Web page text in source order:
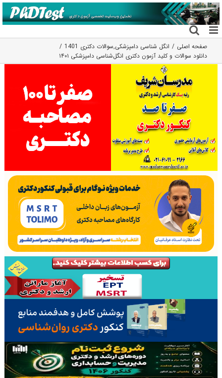
رفتن
به
محتوا
صفحه اصلی انگل شناسی دامپزشکی,سوالات دکتری 1401
دانلود سوالات و کلید آزمون دکتری انگل‌شناسی دامپزشکی ۱۴۰۱